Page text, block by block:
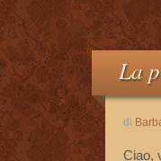
La
di
Ciao,